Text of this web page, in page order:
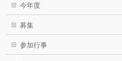
今年度
募集
参加行事